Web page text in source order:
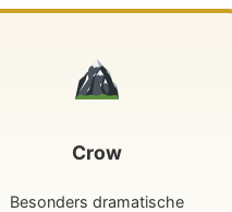
Crow
Besonders dramatische